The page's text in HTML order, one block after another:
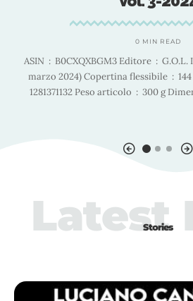
0 MIN READ
ASIN ‏ : ‎ B0CXQXBGM3 Editore ‏ : ‎ G.O.L. Impresa Sociale S.r.l. (19
marzo 2024) Copertina flessibile ‏ : ‎ 144 pagine ISBN-13 ‏ : ‎ 979-
Stories
Latest